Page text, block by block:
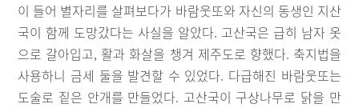
이 들어 별자리를 살펴보다가 바람웃또와 자신의 동생인 지산
국이 함께 도망갔다는 사실을 알았다. 고산국은 급히 남자 옷
으로 갈아입고, 활과 화살을 챙겨 제주도로 향했다. 축지법을
사용하니 금세 둘을 발견할 수 있었다. 다급해진 바람웃또는
도술로 짙은 안개를 만들었다. 고산국이 구상나무로 닭을 만